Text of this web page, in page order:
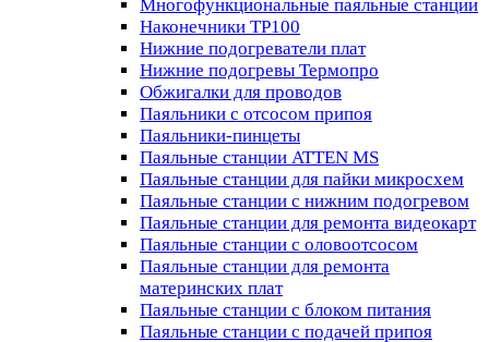
Многофункциональные паяльные станции
Наконечники TP100
Нижние подогреватели плат
Нижние подогревы Термопро
Обжигалки для проводов
Паяльники с отсосом припоя
Паяльники-пинцеты
Паяльные станции ATTEN MS
Паяльные станции для пайки микросхем
Паяльные станции с нижним подогревом
Паяльные станции для ремонта видеокарт
Паяльные станции с оловоотсосом
Паяльные станции для ремонта
материнских плат
Паяльные станции с блоком питания
Паяльные станции с подачей припоя